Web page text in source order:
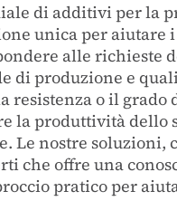
di additivi per la
unica per aiutare
alle richieste
di produzione e
resistenza o il grado
la produttività
Le nostre
che offre una
pratico per